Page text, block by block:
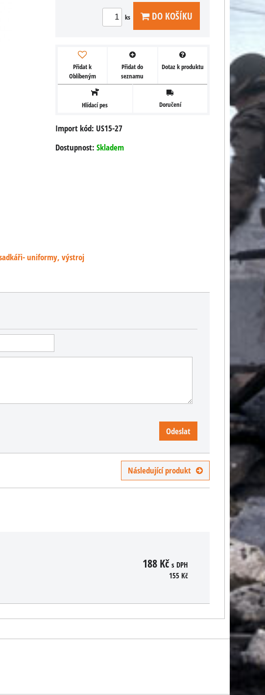
ks DO KOŠÍKU
Přidat k
Oblíbeným
Přidat do
seznamu
Dotaz k produktu
Hlídací pes Doručení
Import kód: US15-27
Dostupnost: Skladem
uniformy, výstroj
Odeslat
Následující produkt
188 Kč s DPH
155 Kč